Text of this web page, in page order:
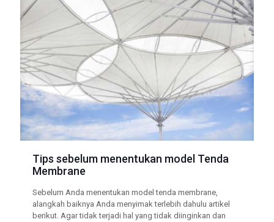
Tips sebelum menentukan model Tenda
Membrane
Sebelum Anda menentukan model tenda membrane,
alangkah baiknya Anda menyimak terlebih dahulu artikel
berikut. Agar tidak terjadi hal yang tidak diinginkan dan